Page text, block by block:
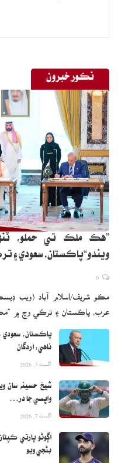
نڪور خبرون
”هڪ ملڪ تي حملو،
ويندو“پاڪستان، سعودي ۽
مڪو شريف/اسلام آباد (ويب
عرب، پاڪستان ۽ ترڪي وچ ۾
پاڪستان،
ناهي: اردگان
اگست 7, 2026
شيخ حسينه سان
واپسي جا در…
اگست 7, 2026
اڳوڻو ڀارتي
بڻجي ويو